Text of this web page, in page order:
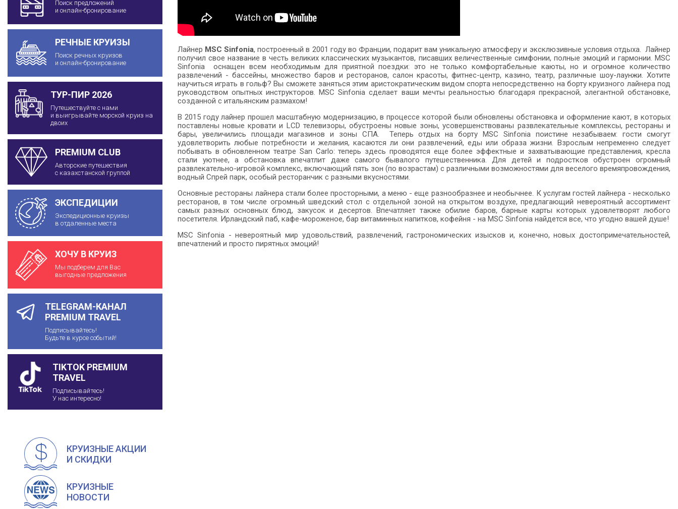
Поиск предложений
и онлайн-бронирование
РЕЧНЫЕ КРУИЗЫ
Поиск речных круизов
и онлайн-бронирование
ТУР-ПИР 2026
Путешествуйте с нами
и выигрывайте морской круиз на
двоих
PREMIUM CLUB
Авторские путешествия
с казахстанской группой
ЭКСПЕДИЦИИ
Экспедиционные круизы
в отдаленные места
ХОЧУ В КРУИЗ
Мы подберем для Вас
выгодные предложения
TELEGRAM-КАНАЛ
PREMIUM TRAVEL
Подписывайтесь!
Будьте в курсе событий!
TIKTOK PREMIUM
TRAVEL
Подписывайтесь!
У нас интересно!
КРУИЗНЫЕ АКЦИИ
И СКИДКИ
КРУИЗНЫЕ
НОВОСТИ
Лайнер MSC Sinfonia, построенный в 2001 году во Франции, подарит вам уникальную атмосферу и эксклюзивные условия отдыха. Лайнер
получил свое название в честь великих классических музыкантов, писавших величественные симфонии, полные эмоций и гармонии. MSC
Sinfonia оснащен всем необходимым для приятной поездки: это не только комфортабельные каюты, но и огромное количество
развлечений - бассейны, множество баров и ресторанов, салон красоты, фитнес-центр, казино, театр, различные шоу-лаунжи. Хотите
научиться играть в гольф? Вы сможете заняться этим аристократическим видом спорта непосредственно на борту круизного лайнера под
руководством опытных инструкторов. MSC Sinfonia сделает ваши мечты реальностью благодаря прекрасной, элегантной обстановке,
созданной с итальянским размахом!
В 2015 году лайнер прошел масштабную модернизацию, в процессе которой были обновлены обстановка и оформление кают, в которых
поставлены новые кровати и LCD телевизоры, обустроены новые зоны, усовершенствованы развлекательные комплексы, рестораны и
бары, увеличились площади магазинов и зоны СПА. Теперь отдых на борту MSC Sinfonia поистине незабываем: гости смогут
удовлетворить любые потребности и желания, касаются ли они развлечений, еды или образа жизни. Взрослым непременно следует
побывать в обновленном театре San Carlo: теперь здесь проводятся еще более эффектные и захватывающие представления, кресла
стали уютнее, а обстановка впечатлит даже самого бывалого путешественника. Для детей и подростков обустроен огромный
развлекательно-игровой комплекс, включающий пять зон (по возрастам) с различными возможностями для веселого времяпровождения,
водный Спрей парк, особый ресторанчик с разными вкусностями.
Основные рестораны лайнера стали более просторными, а меню - еще разнообразнее и необычнее. К услугам гостей лайнера - несколько
ресторанов, в том числе огромный шведский стол с отдельной зоной на открытом воздухе, предлагающий невероятный ассортимент
самых разных основных блюд, закусок и десертов. Впечатляет также обилие баров, барные карты которых удовлетворят любого
посетителя. Ирландский паб, кафе-мороженое, бар витаминных напитков, кофейня - на MSC Sinfonia найдется все, что угодно вашей душе!
MSC Sinfonia - невероятный мир удовольствий, развлечений, гастрономических изысков и, конечно, новых достопримечательностей,
впечатлений и просто пирятных эмоций!